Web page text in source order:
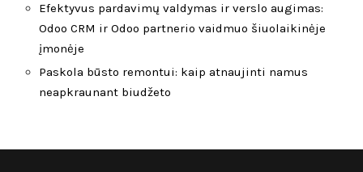
Efektyvus pardavimų valdymas ir verslo augimas:
Odoo CRM ir Odoo partnerio vaidmuo šiuolaikinėje
įmonėje
Paskola būsto remontui: kaip atnaujinti namus
neapkraunant biudžeto